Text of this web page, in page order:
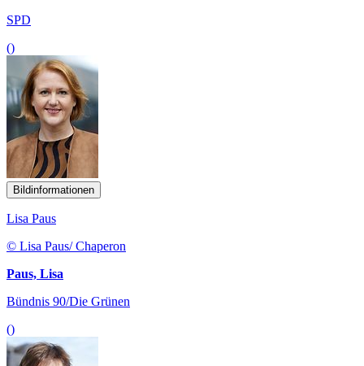
SPD
()
Bildinformationen
Lisa Paus
© Lisa Paus/ Chaperon
Paus, Lisa
Bündnis 90/Die Grünen
()